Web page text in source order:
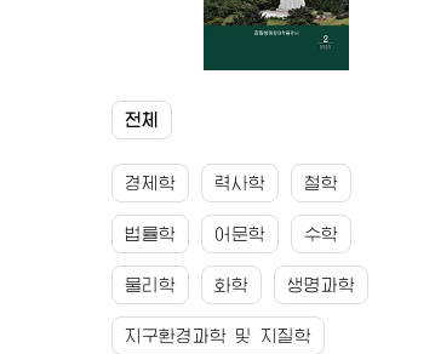
전체
경제학 력사학 철학
법률학 어문학 수학
물리학 화학 생명과학
지구환경과학 및 지질학